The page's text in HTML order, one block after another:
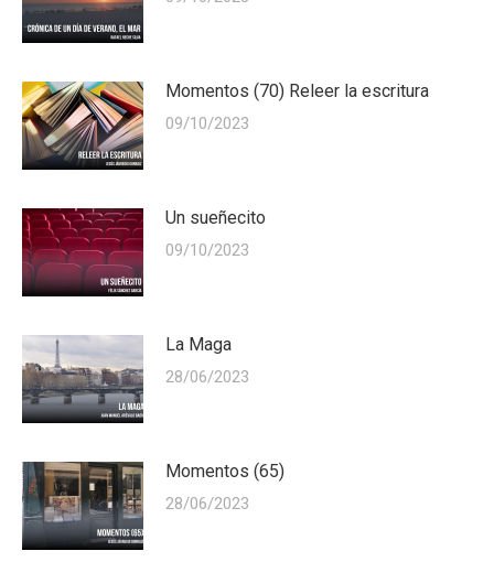
Momentos (70) Releer la escritura
09/10/2023
Un sueñecito
09/10/2023
La Maga
28/06/2023
Momentos (65)
28/06/2023